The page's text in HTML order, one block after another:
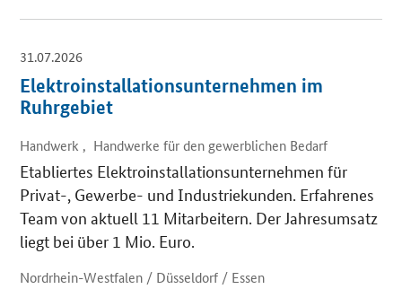
31.07.2026
Elektroinstallationsunternehmen im
Ruhrgebiet
Handwerk , Handwerke für den gewerblichen Bedarf
Etabliertes Elektroinstallationsunternehmen für
Privat-, Gewerbe- und Industriekunden. Erfahrenes
Team von aktuell 11 Mitarbeitern. Der Jahresumsatz
liegt bei über 1 Mio. Euro.
Nordrhein-Westfalen / Düsseldorf / Essen